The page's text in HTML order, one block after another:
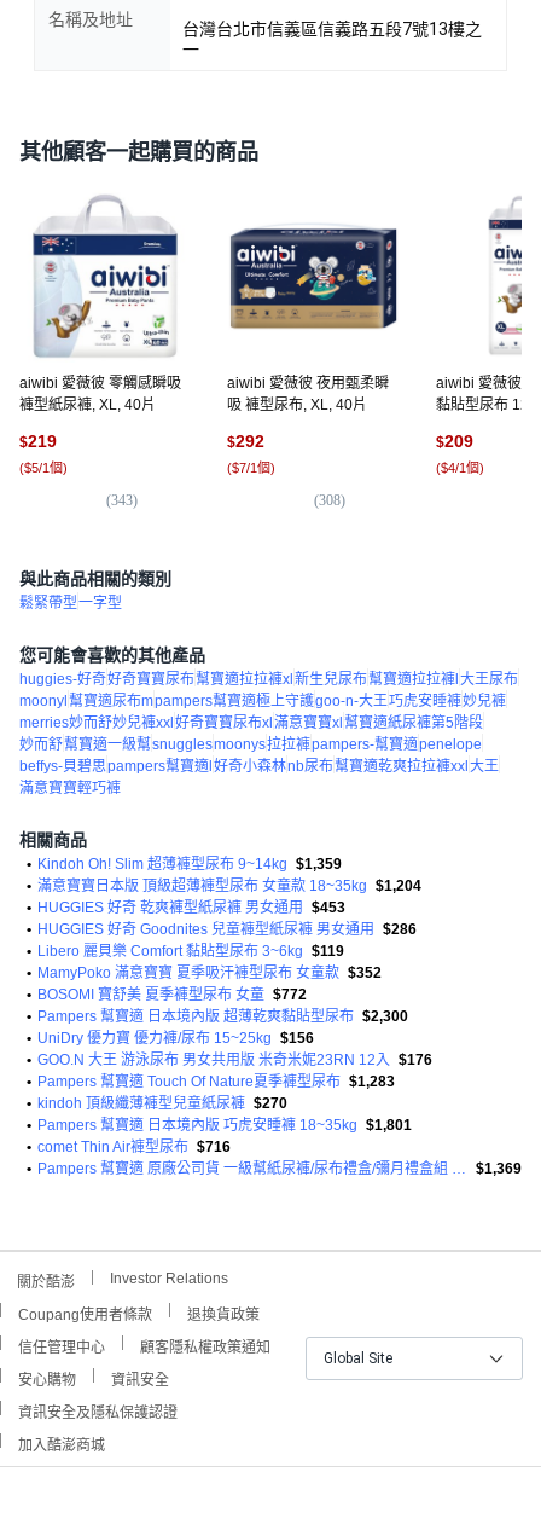
名稱及地址
台灣台北市信義區信義路五段7號13樓之
一
其他顧客一起購買的商品
aiwibi 愛薇彼 零觸感瞬吸
褲型紙尿褲, XL, 40片
$219
($5/1個)
(343)
aiwibi 愛薇彼 夜用甄柔瞬
吸 褲型尿布, XL, 40片
$292
($7/1個)
(308)
aiwibi 愛薇彼
黏貼型尿布
$209
($4/1個)
與此商品相關的類別
鬆緊帶型一字型
您可能會喜歡的其他產品
huggies-好奇好奇寶寶尿布幫寶適拉拉褲xl 新生兒尿布幫寶適拉拉褲l 大王尿布
moonyl 幫寶適尿布mpampers幫寶適極上守護goo-n-大王巧虎安睡褲妙兒褲
merries妙而舒妙兒褲xxl 好奇寶寶尿布xl 滿意寶寶xl 幫寶適紙尿褲第5階段
妙而舒幫寶適一級幫snugglesmoonys拉拉褲pampers-幫寶適penelope
beffys-貝碧思pampers幫寶適l 好奇小森林nb尿布幫寶適乾爽拉拉褲xxl 大王
滿意寶寶輕巧褲
相關商品
• Kindoh Oh! Slim 超薄褲型尿布 9~14kg $1,359
• 滿意寶寶日本版 頂級超薄褲型尿布 女童款 18~35kg $1,204
• HUGGIES 好奇 乾爽褲型紙尿褲 男女通用
$453
• HUGGIES 好奇 Goodnites 兒童褲型紙尿褲 男女通用
$286
• Libero 麗貝樂 Comfort 黏貼型尿布 3~6kg $119
• MamyPoko 滿意寶寶 夏季吸汗褲型尿布 女童款 $352
• BOSOMI 寶舒美 夏季褲型尿布 女童 $772
• Pampers 幫寶適 日本境內版 超薄乾爽黏貼型尿布 $2,300
• UniDry 優力寶 優力褲/尿布 15~25kg $156
• GOO.N 大王 游泳尿布 男女共用版 米奇米妮23RN 12入 $176
• Pampers 幫寶適 Touch Of Nature夏季褲型尿布 $1,283
• kindoh 頂級纖薄褲型兒童紙尿褲 $270
• Pampers 幫寶適 日本境內版 巧虎安睡褲 18~35kg $1,801
• comet Thin Air褲型尿布 $716
•
Pampers 幫寶適 原廠公司貨 一級幫紙尿褲/尿布禮盒/彌月禮盒組 黏貼型尿布 S(4~8kg) + M(6~11kg) $1,369
關於酷澎 Investor Relations
Coupang使用者條款
退換貨政策
信任管理中心
顧客隱私權政策通知
安心購物
資訊安全
資訊安全及隱私保護認證
加入酷澎商城
Global Site